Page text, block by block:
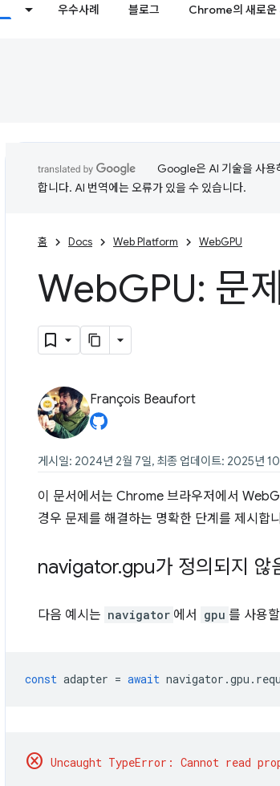
우수사례 블로그 Chrome의 새로운
Google은 AI 기술을 사용
합니다. AI 번역에는 오류가 있을 수 있습니다.
홈 Docs Web Platform WebGPU
WebGPU: 문
François Beaufort
게시일: 2024년 2월 7일, 최종 업데이트: 2025년
이 문서에서는 Chrome 브라우저에서
경우 문제를 해결하는 명확한 단계를 제시합
navigator.gpu가 정의되지 않
다음 예시는 navigator 에서 gpu 를 사용
const adapter = await navigator .gpu .
cancel